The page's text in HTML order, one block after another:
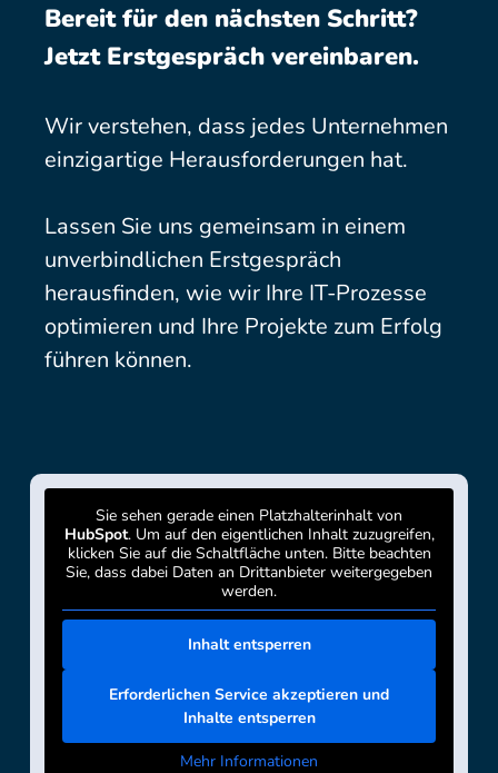
Bereit für den nächsten Schritt?
Jetzt Erstgespräch vereinbaren.
Wir verstehen, dass jedes Unternehmen
einzigartige Herausforderungen hat.
Lassen Sie uns gemeinsam in einem
unverbindlichen Erstgespräch
herausfinden, wie wir Ihre IT-Prozesse
optimieren und Ihre Projekte zum Erfolg
führen können.
Sie sehen gerade einen Platzhalterinhalt von
HubSpot. Um auf den eigentlichen Inhalt zuzugreifen,
klicken Sie auf die Schaltfläche unten. Bitte beachten
Sie, dass dabei Daten an Drittanbieter weitergegeben
werden.
Inhalt entsperren
Erforderlichen Service akzeptieren und
Inhalte entsperren
Mehr Informationen